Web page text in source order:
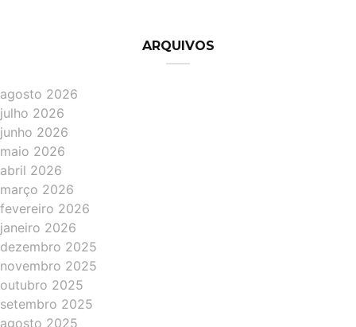
ARQUIVOS
agosto 2026
julho 2026
junho 2026
maio 2026
abril 2026
março 2026
fevereiro 2026
janeiro 2026
dezembro 2025
novembro 2025
outubro 2025
setembro 2025
agosto 2025